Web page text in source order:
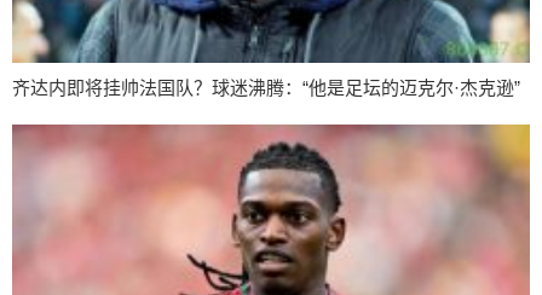
齐达内即将挂帅法国队？球迷沸腾：“他是足坛的迈克尔·杰克逊”